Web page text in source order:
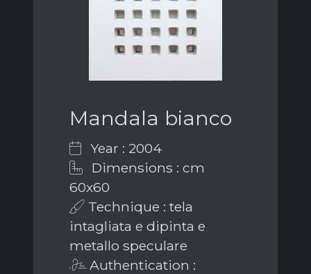
Mandala bianco
Year : 2004
Dimensions : cm
60x60
Technique : tela
intagliata e dipinta e
metallo speculare
Authentication :